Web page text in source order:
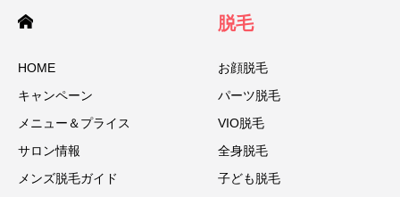
HOME
キャンペーン
メニュー＆プライス
サロン情報
メンズ脱毛ガイド
脱毛
お顔脱毛
パーツ脱毛
VIO脱毛
全身脱毛
子ども脱毛